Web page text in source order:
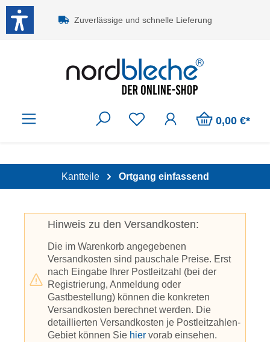
Zum Hauptinhalt springen
Zuverlässige und schnelle Lieferung
0,00 €*
Kantteile Ortgang einfassend
Hinweis zu den Versandkosten:
Die im Warenkorb angegebenen
Versandkosten sind pauschale Preise. Erst
nach Eingabe Ihrer Postleitzahl (bei der
Registrierung, Anmeldung oder
Gastbestellung) können die konkreten
Versandkosten berechnet werden. Die
detaillierten Versandkosten je Postleitzahlen-
Gebiet können Sie hier vorab einsehen.